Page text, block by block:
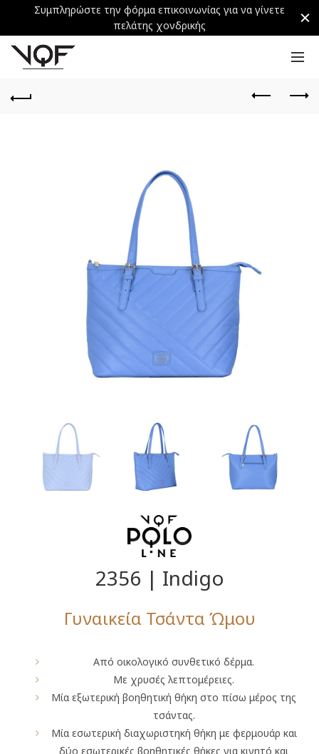
2356 | Indigo
Γυναικεία Τσάντα Ώμου
Από οικολογικό συνθετικό δέρμα.
Με χρυσές λεπτομέρειες.
Μία εξωτερική βοηθητική θήκη στο πίσω μέρος της
τσάντας.
Μία εσωτερική διαχωριστηκή θήκη με φερμουάρ και
δύο εσωτερικές βοηθητικές θήκες για κινητό και
Συμπληρώστε την φόρμα επικοινωνίας για να γίνετε
πελάτης χονδρικής